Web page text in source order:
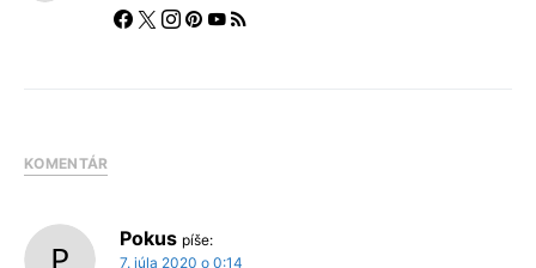
KOMENTÁR
Pokus píše:
7. júla 2020 o 0:14